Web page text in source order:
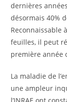
dernières
désormais 40%
Reconnaissable
feuilles, il peut
première année
La maladie de
une ampleur
l’INRAE ont